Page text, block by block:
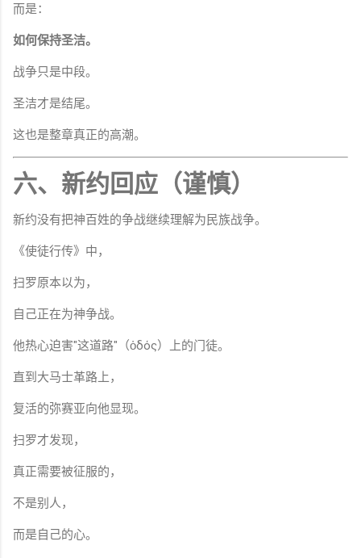
而是：
如何保持圣洁。
战争只是中段。
圣洁才是结尾。
这也是整章真正的高潮。
六、新约回应（谨慎）
新约没有把神百姓的争战继续理解为民族战争。
《使徒行传》中，
扫罗原本以为，
自己正在为神争战。
他热心迫害"这道路"（ὁδός）上的门徒。
直到大马士革路上，
复活的弥赛亚向他显现。
扫罗才发现，
真正需要被征服的，
不是别人，
而是自己的心。